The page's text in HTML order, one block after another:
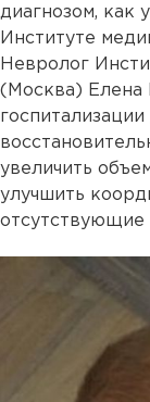
диагнозом, как
Институте
Невролог
(Москва) Елена
увеличить
улучшить
отсутствующие